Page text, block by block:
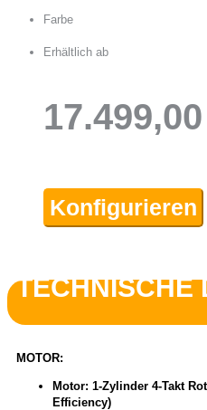
37 / 50
Farbe
Granite Grey
Erhältlich ab
Konfigurieren
TECHNISCHE
MOTOR:
Motor: 1-Zylinder 4-Takt
Efficiency)